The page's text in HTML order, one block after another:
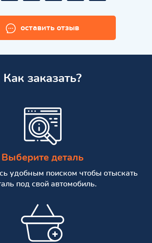
оставить отзыв
Как заказать?
Выберите деталь
удобным поиском чтобы отыскать
под свой автомобиль.